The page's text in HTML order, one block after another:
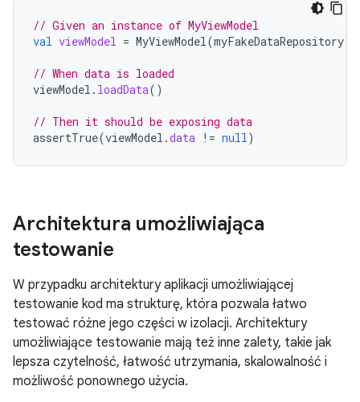
// Given an instance of MyViewModel
val viewModel = MyViewModel (myFakeDataRepository)
// When data is loaded
viewModel . loadData()
// Then it should be exposing data
assertTrue(viewModel .data != null )
Architektura umożliwiająca
testowanie
W przypadku architektury aplikacji umożliwiającej
testowanie kod ma strukturę, która pozwala łatwo
testować różne jego części w izolacji. Architektury
umożliwiające testowanie mają też inne zalety, takie jak
lepsza czytelność, łatwość utrzymania, skalowalność i
możliwość ponownego użycia.